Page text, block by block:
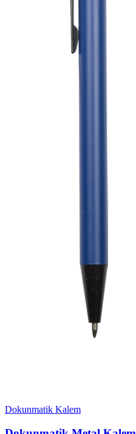
Dokunmatik Kalem